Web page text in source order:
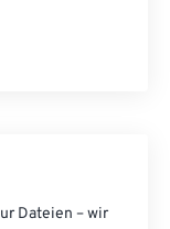
Dateien – wir